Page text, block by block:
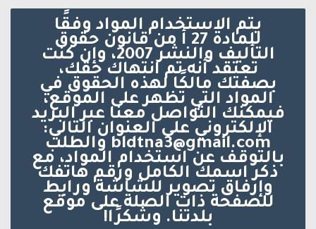
يتم الاستخدام المواد وفقًا
للمادة 27 أ من قانون حقوق
التأليف والنشر 2007، وإن كنت
تعتقد أنه تم انتهاك حقك،
بصفتك مالكًا لهذه الحقوق في
المواد التي تظهر على الموقع،
فيمكنك التواصل معنا عبر البريد
الإلكتروني على العنوان التالي:
bldtna3@gmail.com والطلب
بالتوقف عن استخدام المواد، مع
ذكر اسمك الكامل ورقم هاتفك
وإرفاق تصوير للشاشة ورابط
للصفحة ذات الصلة على موقع
بلدتنا. وشكرًا!